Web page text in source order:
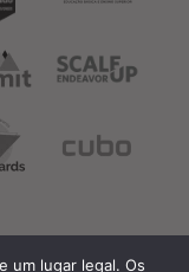
um lugar legal. Os